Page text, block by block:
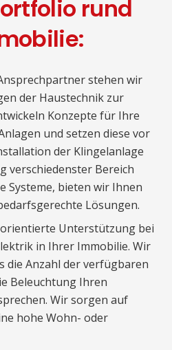
rund
stehen wir
der Haustechnik zur
Konzepte für Ihre
und setzen diese vor
der Klingelanlage
verschiedenster Bereich
Systeme, bieten wir Ihnen
Lösungen.
Unterstützung bei
in Ihrer Immobilie. Wir
die Anzahl der verfügbaren
Beleuchtung Ihren
Wir sorgen auf
hohe Wohn- oder